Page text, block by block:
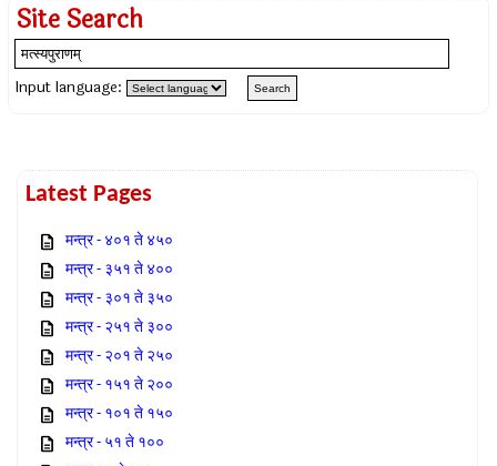
Site Search
Input language:
Latest Pages
मन्त्र - ४०१ ते ४५०
मन्त्र - ३५१ ते ४००
मन्त्र - ३०१ ते ३५०
मन्त्र - २५१ ते ३००
मन्त्र - २०१ ते २५०
मन्त्र - १५१ ते २००
मन्त्र - १०१ ते १५०
मन्त्र - ५१ ते १००